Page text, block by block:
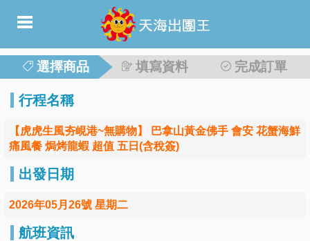
選擇商品 填寫資料 完成訂單
行程名稱
【虎虎生風夯峴港~無購物】 巴拿山黃金佛手 會安 花蟹海鮮
痛風餐 焗烤龍蝦 超值 五日(含稅簽)
出發日期
2026年05月26號 星期二
航班資訊